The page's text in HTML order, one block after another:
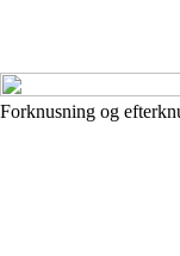
Forknusning og